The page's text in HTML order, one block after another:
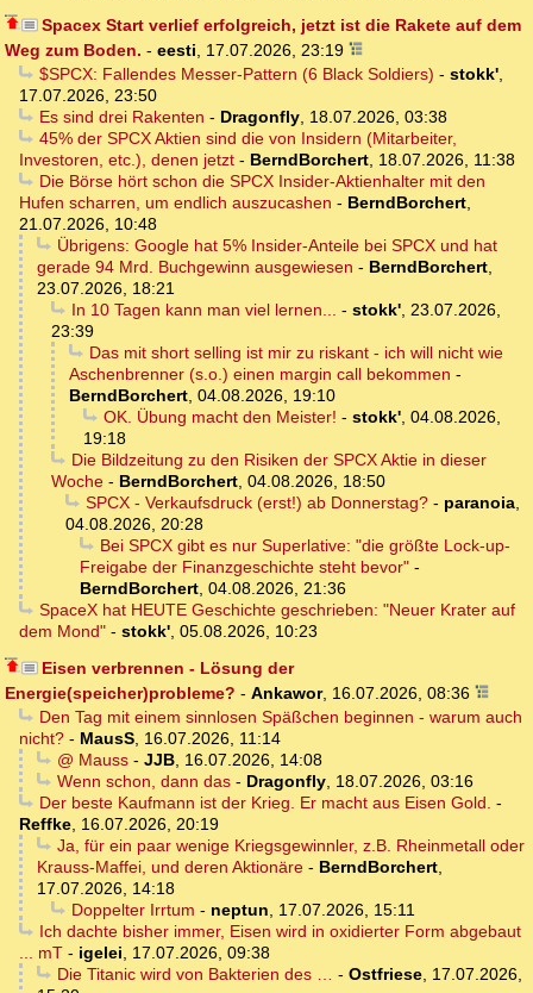
Spacex Start verlief erfolgreich, jetzt ist die Rakete auf dem
Weg zum Boden. - eesti, 17.07.2026, 23:19
$SPCX: Fallendes Messer-Pattern (6 Black Soldiers) - stokk',
17.07.2026, 23:50
Es sind drei Rakenten - Dragonfly, 18.07.2026, 03:38
45% der SPCX Aktien sind die von Insidern (Mitarbeiter,
Investoren, etc.), denen jetzt - BerndBorchert, 18.07.2026, 11:38
Die Börse hört schon die SPCX Insider-Aktienhalter mit den
Hufen scharren, um endlich auszucashen - BerndBorchert,
21.07.2026, 10:48
Übrigens: Google hat 5% Insider-Anteile bei SPCX und hat
gerade 94 Mrd. Buchgewinn ausgewiesen - BerndBorchert,
23.07.2026, 18:21
In 10 Tagen kann man viel lernen... - stokk', 23.07.2026,
23:39
Das mit short selling ist mir zu riskant - ich will nicht wie
Aschenbrenner (s.o.) einen margin call bekommen -
BerndBorchert, 04.08.2026, 19:10
OK. Übung macht den Meister! - stokk', 04.08.2026,
19:18
Die Bildzeitung zu den Risiken der SPCX Aktie in dieser
Woche - BerndBorchert, 04.08.2026, 18:50
SPCX - Verkaufsdruck (erst!) ab Donnerstag?- paranoia,
04.08.2026, 20:28
Bei SPCX gibt es nur Superlative: "die größte Lock-up-
Freigabe der Finanzgeschichte steht bevor" -
BerndBorchert, 04.08.2026, 21:36
SpaceX hat HEUTE Geschichte geschrieben: "Neuer Krater auf
dem Mond" - stokk', 05.08.2026, 10:23
Eisen verbrennen - Lösung der
Energie(speicher)probleme? - Ankawor, 16.07.2026, 08:36
Den Tag mit einem sinnlosen Späßchen beginnen - warum auch
nicht? - MausS, 16.07.2026, 11:14
@ Mauss- JJB, 16.07.2026, 14:08
Wenn schon, dann das- Dragonfly, 18.07.2026, 03:16
Der beste Kaufmann ist der Krieg. Er macht aus Eisen Gold. -
Reffke, 16.07.2026, 20:19
Ja, für ein paar wenige Kriegsgewinnler, z.B. Rheinmetall oder
Krauss-Maffei, und deren Aktionäre - BerndBorchert,
17.07.2026, 14:18
Doppelter Irrtum - neptun, 17.07.2026, 15:11
Ich dachte bisher immer, Eisen wird in oxidierter Form abgebaut
... mT - igelei, 17.07.2026, 09:38
Die Titanic wird von Bakterien des … - Ostfriese, 17.07.2026,